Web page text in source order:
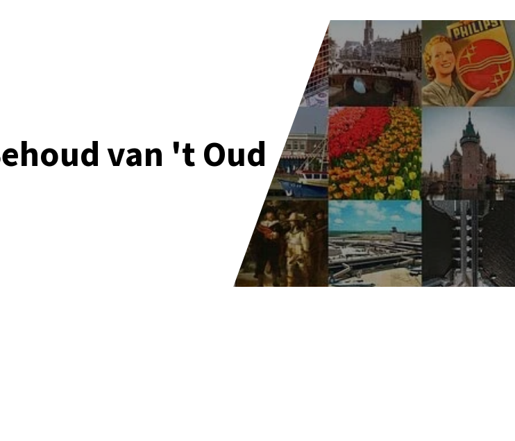
van 't Oud